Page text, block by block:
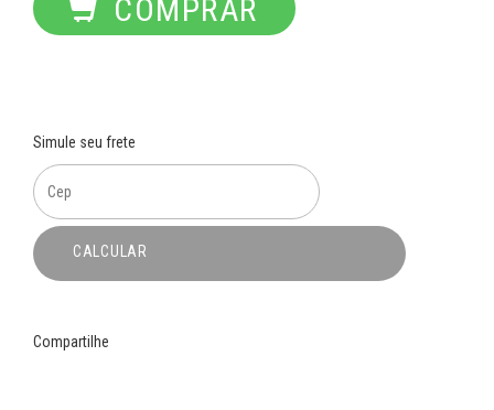
COMPRAR
Simule seu frete
CALCULAR
Compartilhe